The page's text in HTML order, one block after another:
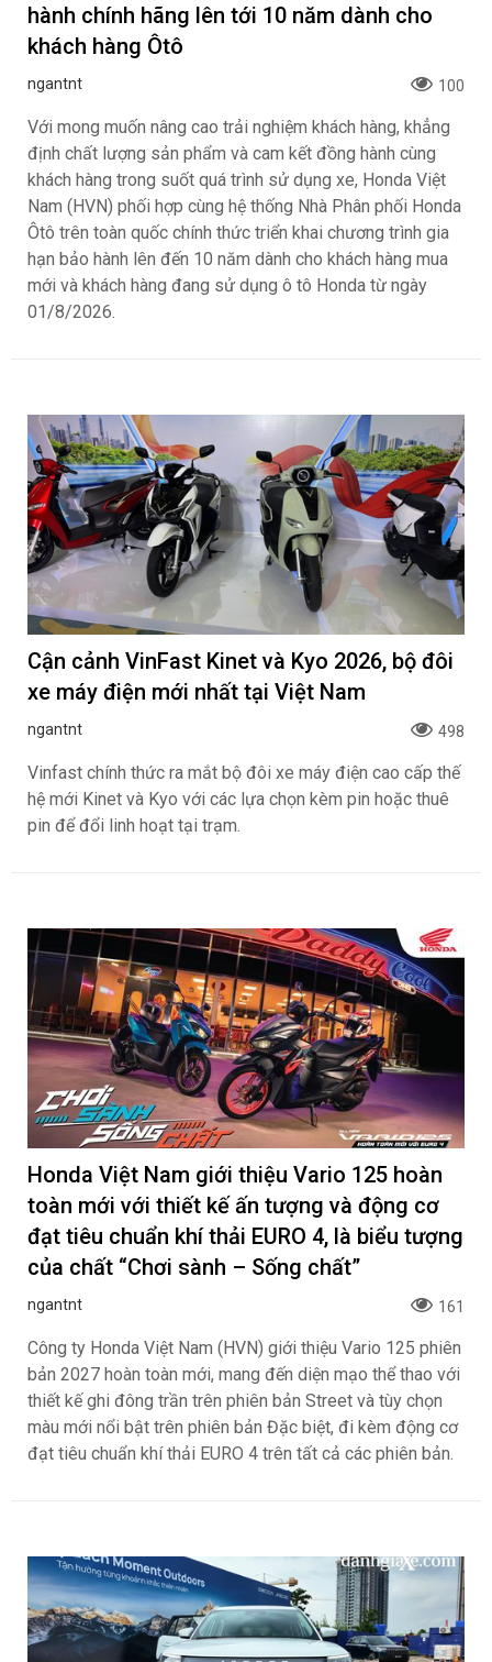
hành chính hãng lên tới 10 năm dành cho
khách hàng Ôtô
ngantnt 100
Với mong muốn nâng cao trải nghiệm khách hàng, khẳng
định chất lượng sản phẩm và cam kết đồng hành cùng
khách hàng trong suốt quá trình sử dụng xe, Honda Việt
Nam (HVN) phối hợp cùng hệ thống Nhà Phân phối Honda
Ôtô trên toàn quốc chính thức triển khai chương trình gia
hạn bảo hành lên đến 10 năm dành cho khách hàng mua
mới và khách hàng đang sử dụng ô tô Honda từ ngày
01/8/2026.
Cận cảnh VinFast Kinet và Kyo 2026, bộ đôi
xe máy điện mới nhất tại Việt Nam
ngantnt 498
Vinfast chính thức ra mắt bộ đôi xe máy điện cao cấp thế
hệ mới Kinet và Kyo với các lựa chọn kèm pin hoặc thuê
pin để đổi linh hoạt tại trạm.
Honda Việt Nam giới thiệu Vario 125 hoàn
toàn mới với thiết kế ấn tượng và động cơ
đạt tiêu chuẩn khí thải EURO 4, là biểu tượng
của chất “Chơi sành – Sống chất”
ngantnt 161
Công ty Honda Việt Nam (HVN) giới thiệu Vario 125 phiên
bản 2027 hoàn toàn mới, mang đến diện mạo thể thao với
thiết kế ghi đông trần trên phiên bản Street và tùy chọn
màu mới nổi bật trên phiên bản Đặc biệt, đi kèm động cơ
đạt tiêu chuẩn khí thải EURO 4 trên tất cả các phiên bản.